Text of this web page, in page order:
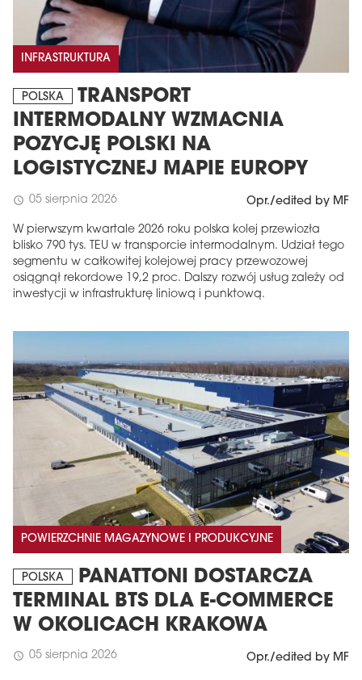
INFRASTRUKTURA
POLSKA
TRANSPORT
INTERMODALNY WZMACNIA
POZYCJĘ POLSKI NA
LOGISTYCZNEJ MAPIE EUROPY
schedule 05 sierpnia 2026 Opr./edited by MF
W pierwszym kwartale 2026 roku polska kolej przewiozła
blisko 790 tys. TEU w transporcie intermodalnym. Udział tego
segmentu w całkowitej kolejowej pracy przewozowej
osiągnął rekordowe 19,2 proc. Dalszy rozwój usług zależy od
inwestycji w infrastrukturę liniową i punktową.
POWIERZCHNIE MAGAZYNOWE I PRODUKCYJNE
POLSKA
PANATTONI DOSTARCZA
TERMINAL BTS DLA E-COMMERCE
W OKOLICACH KRAKOWA
schedule 05 sierpnia 2026 Opr./edited by MF